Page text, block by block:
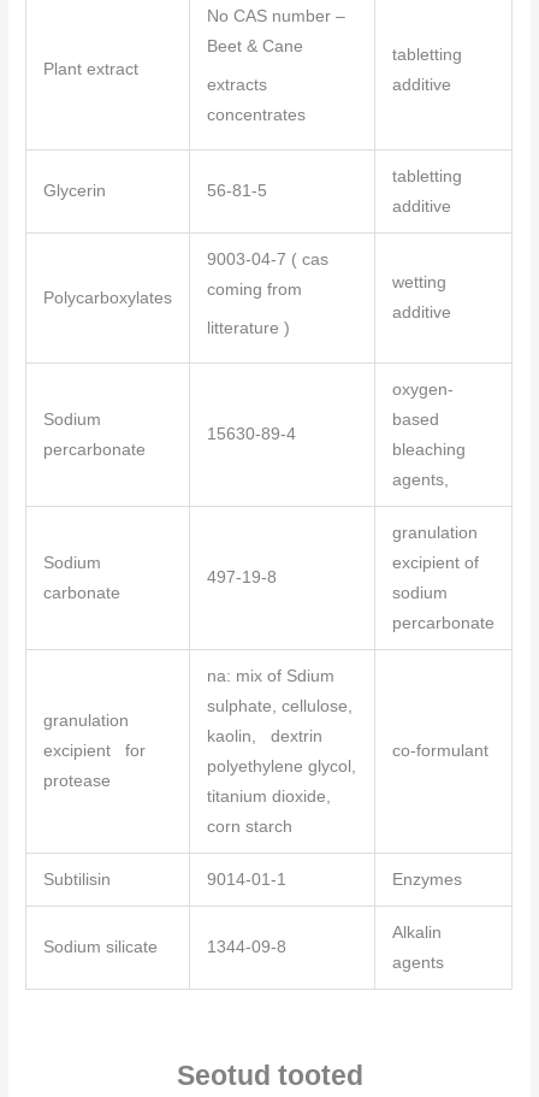
Plant extract
No CAS number –
Beet & Cane
extracts
concentrates
tabletting
additive
Glycerin 56-81-5
tabletting
additive
Polycarboxylates
9003-04-7 ( cas
coming from
litterature )
wetting
additive
Sodium
percarbonate
15630-89-4
oxygen-
based
bleaching
agents,
Sodium
carbonate
497-19-8
granulation
excipient of
sodium
percarbonate
granulation
excipient for
protease
na: mix of Sdium
sulphate, cellulose,
kaolin, dextrin
polyethylene glycol,
titanium dioxide,
corn starch
co-formulant
Subtilisin 9014-01-1 Enzymes
Sodium silicate 1344-09-8
Alkalin
agents
Seotud tooted